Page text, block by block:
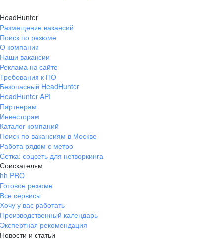
HeadHunter
Размещение вакансий
Поиск по резюме
О компании
Наши вакансии
Реклама на сайте
Требования к ПО
Безопасный HeadHunter
HeadHunter API
Партнерам
Инвесторам
Каталог компаний
Поиск по вакансиям в Москве
Работа рядом с метро
Сетка: соцсеть для нетворкинга
Соискателям
hh PRO
Готовое резюме
Все сервисы
Хочу у вас работать
Производственный календарь
Экспертная рекомендация
Новости и статьи